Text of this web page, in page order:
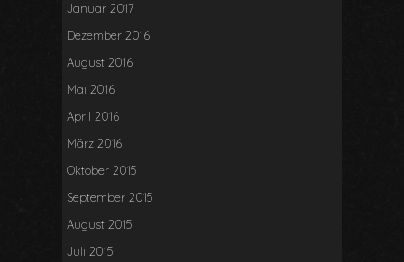
Januar 2017
Dezember 2016
August 2016
Mai 2016
April 2016
März 2016
Oktober 2015
September 2015
August 2015
Juli 2015